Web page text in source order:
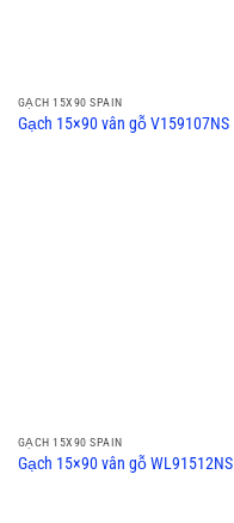
GẠCH 15X90 SPAIN
Gạch 15×90 vân gỗ V159107NS
GẠCH 15X90 SPAIN
Gạch 15×90 vân gỗ WL91512NS